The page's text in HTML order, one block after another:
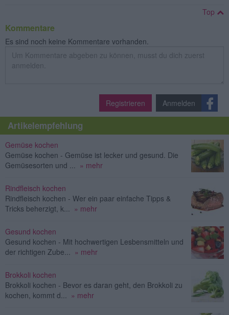
Top
Kommentare
Es sind noch keine Kommentare vorhanden.
Registrieren Anmelden
Artikelempfehlung
Gemüse kochen
Gemüse kochen - Gemüse ist lecker und gesund. Die
Gemüsesorten und ... » mehr
Rindfleisch kochen
Rindfleisch kochen - Wer ein paar einfache Tipps &
Tricks beherzigt, k... » mehr
Gesund kochen
Gesund kochen - Mit hochwertigen Lesbensmitteln und
der richtigen Zube... » mehr
Brokkoli kochen
Brokkoli kochen - Bevor es daran geht, den Brokkoli zu
kochen, kommt d... » mehr